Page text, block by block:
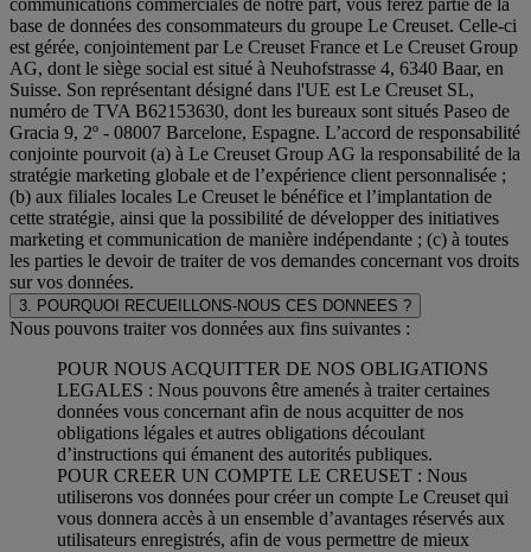
communications commerciales de notre part, vous ferez partie de la
base de données des consommateurs du groupe Le Creuset. Celle-ci
est gérée, conjointement par Le Creuset France et Le Creuset Group
AG, dont le siège social est situé à Neuhofstrasse 4, 6340 Baar, en
Suisse. Son représentant désigné dans l'UE est Le Creuset SL,
numéro de TVA B62153630, dont les bureaux sont situés Paseo de
Gracia 9, 2º - 08007 Barcelone, Espagne. L’accord de responsabilité
conjointe pourvoit (a) à Le Creuset Group AG la responsabilité de la
stratégie marketing globale et de l’expérience client personnalisée ;
(b) aux filiales locales Le Creuset le bénéfice et l’implantation de
cette stratégie, ainsi que la possibilité de développer des initiatives
marketing et communication de manière indépendante ; (c) à toutes
les parties le devoir de traiter de vos demandes concernant vos droits
sur vos données.
3. POURQUOI RECUEILLONS-NOUS CES DONNEES ?
Nous pouvons traiter vos données aux fins suivantes :
POUR NOUS ACQUITTER DE NOS OBLIGATIONS
LEGALES : Nous pouvons être amenés à traiter certaines
données vous concernant afin de nous acquitter de nos
obligations légales et autres obligations découlant
d’instructions qui émanent des autorités publiques.
POUR CREER UN COMPTE LE CREUSET : Nous
utiliserons vos données pour créer un compte Le Creuset qui
vous donnera accès à un ensemble d’avantages réservés aux
utilisateurs enregistrés, afin de vous permettre de mieux